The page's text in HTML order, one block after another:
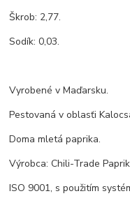
Škrob: 2,77.
Sodík: 0,03.
Vyrobené v Maďarsku.
Pestovaná v oblasťi
Doma mletá paprika.
Výrobca: Chili-Trade
ISO 9001, s použitím